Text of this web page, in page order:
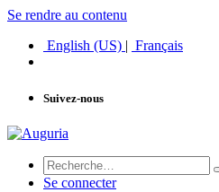
Se rendre au contenu
English (US) | Français
Suivez-nous
Se connecter